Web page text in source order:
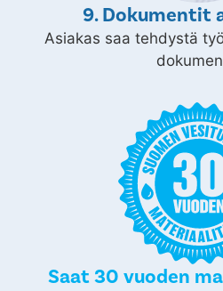
9. Dokumentit
Asiakas saa tehdystä
Saat 30 vuoden